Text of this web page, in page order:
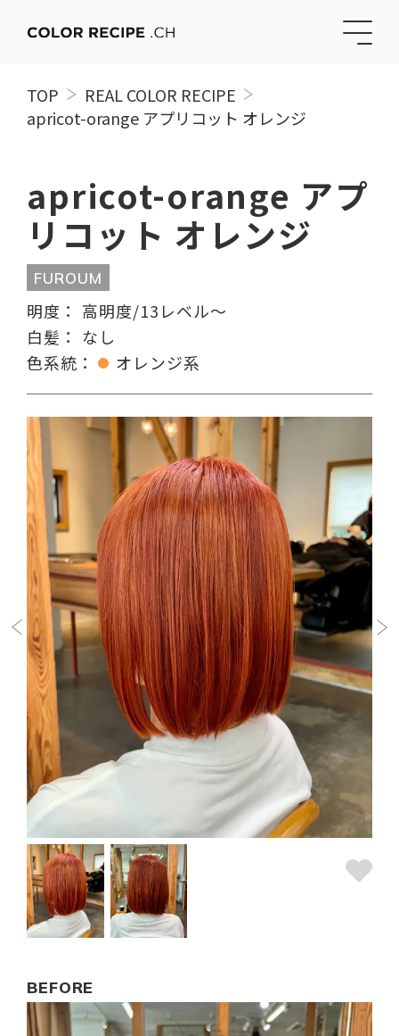
TOP
REAL COLOR RECIPE
apricot-orange アプリコット オレンジ
apricot-orange アプ
リコット オレンジ
FUROUM
明度： 高明度/13レベル〜
白髪： なし
色系統：
オレンジ系
BEFORE